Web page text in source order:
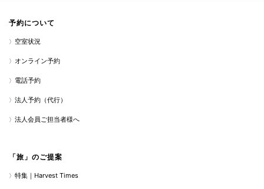
予約について
空室状況
オンライン予約
電話予約
法人予約（代行）
法人会員ご担当者様へ
「旅」のご提案
特集｜Harvest Times